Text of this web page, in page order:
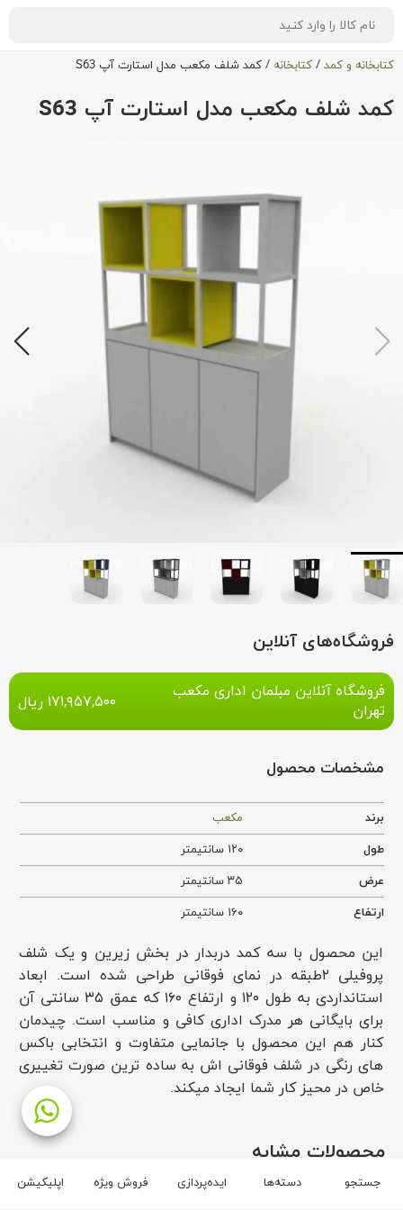
کتابخانه و کمد / کتابخانه / کمد شلف مکعب مدل استارت آپ S63
کمد شلف مکعب مدل استارت آپ S63
فروشگاه‌های آنلاین
فروشگاه آنلاین مبلمان اداری مکعب
تهران
۱۷۱,۹۵۷,۵۰۰ ریال
مشخصات محصول
برند
مکعب
طول
۱۲۰ سانتیمتر
عرض
۳۵ سانتیمتر
ارتفاع
۱۶۰ سانتیمتر
این محصول با سه کمد دربدار در بخش زیرین و یک شلف
پروفیلی ۲طبقه در نمای فوقانی طراحی شده است. ابعاد
استانداردی به طول ۱۲۰ و ارتفاع ۱۶۰ که عمق ۳۵ سانتی آن
برای بایگانی هر مدرک اداری کافی و مناسب است. چیدمان
کنار هم این محصول با جانمایی متفاوت و انتخابی باکس
های رنگی در شلف فوقانی اش به ساده ترین صورت تغییری
خاص در محیز کار شما ایجاد میکند.
محصولات مشابه
جستجو دسته‌ها ایده‌پردازی فروش ویژه اپلیکیشن